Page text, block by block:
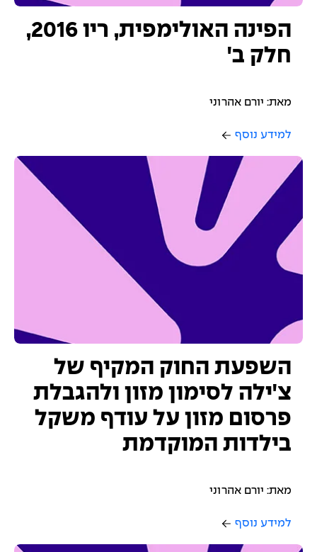
הפינה האולימפית, ריו 2016,
חלק ב'
מאת: יורם אהרוני
למידע נוסף
השפעת החוק המקיף של
צ'ילה לסימון מזון ולהגבלת
פרסום מזון על עודף משקל
בילדות המוקדמת
מאת: יורם אהרוני
למידע נוסף